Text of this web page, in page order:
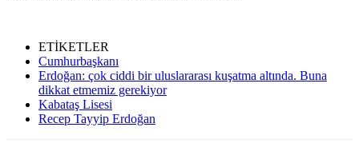
ETİKETLER
Cumhurbaşkanı
Erdoğan: çok ciddi bir uluslararası kuşatma altında. Buna
dikkat etmemiz gerekiyor
Kabataş Lisesi
Recep Tayyip Erdoğan